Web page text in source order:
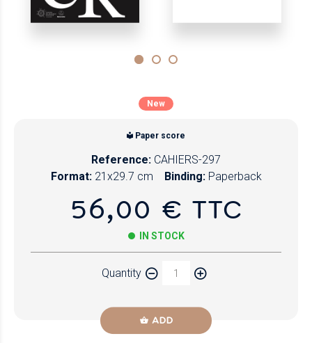
New
Paper score
Reference: CAHIERS-297
Format: 21x29.7 cm Binding: Paperback
56,00 € TTC
IN STOCK
Quantity
ADD